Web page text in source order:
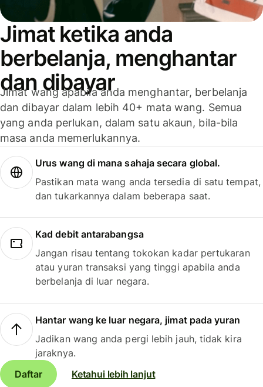
Jimat ketika anda
berbelanja, menghantar
dan dibayar
Jimat wang apabila anda menghantar, berbelanja
dan dibayar dalam lebih 40+ mata wang. Semua
yang anda perlukan, dalam satu akaun, bila-bila
masa anda memerlukannya.
Urus wang di mana sahaja secara global.
Pastikan mata wang anda tersedia di satu tempat,
dan tukarkannya dalam beberapa saat.
Kad debit antarabangsa
Jangan risau tentang tokokan kadar pertukaran
atau yuran transaksi yang tinggi apabila anda
berbelanja di luar negara.
Hantar wang ke luar negara, jimat pada yuran
Jadikan wang anda pergi lebih jauh, tidak kira
jaraknya.
Daftar
Ketahui lebih lanjut